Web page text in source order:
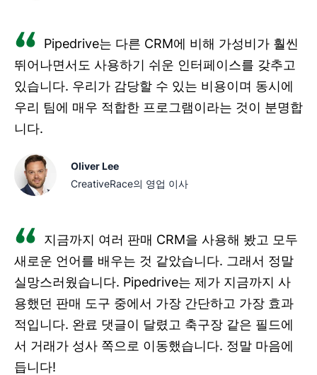
Pipedrive는 다른 CRM에 비해 가성비가 훨씬
뛰어나면서도 사용하기 쉬운 인터페이스를 갖추고
있습니다. 우리가 감당할 수 있는 비용이며 동시에
우리 팀에 매우 적합한 프로그램이라는 것이 분명합
니다.
Oliver Lee
CreativeRace의 영업 이사
지금까지 여러 판매 CRM을 사용해 봤고 모두
새로운 언어를 배우는 것 같았습니다. 그래서 정말
실망스러웠습니다. Pipedrive는 제가 지금까지 사
용했던 판매 도구 중에서 가장 간단하고 가장 효과
적입니다. 완료 댓글이 달렸고 축구장 같은 필드에
서 거래가 성사 쪽으로 이동했습니다. 정말 마음에
듭니다!